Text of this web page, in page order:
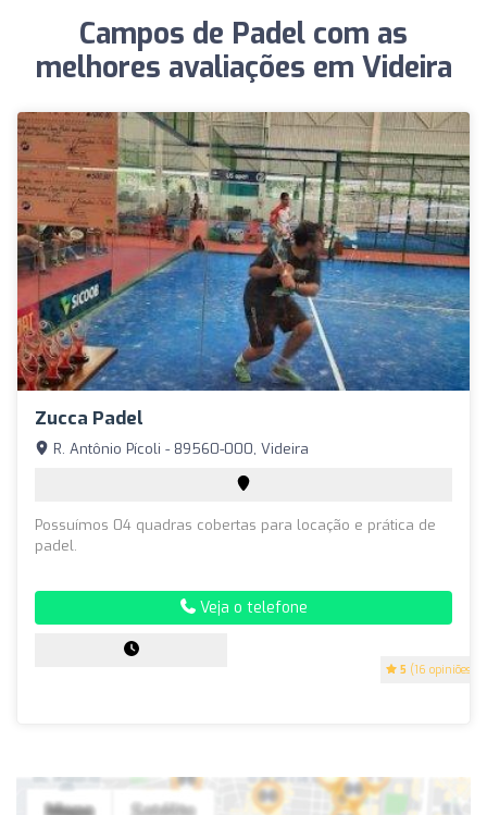
Campos de Padel com as
melhores avaliações em Videira
Zucca Padel
5 (16 opiniões)
R. Antônio Pícoli - 89560-000, Videira
Possuímos 04 quadras cobertas para locação e prática de
padel.
Veja o telefone